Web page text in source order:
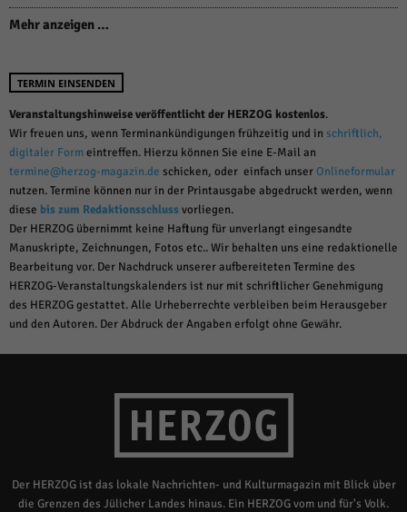
Mehr anzeigen …
TERMIN EINSENDEN
Veranstaltungshinweise veröffentlicht der HERZOG kostenlos.
Wir freuen uns, wenn Terminankündigungen frühzeitig und in schriftlich,
digitaler Formeintreffen. Hierzu können Sie eine E-Mail an
termine@herzog-magazin.de schicken, oder einfach unserOnlineformular
nutzen. Termine können nur in der Printausgabe abgedruckt werden, wenn
diese bis zum Redaktionsschlussvorliegen.
Der HERZOG übernimmt keine Haftung für unverlangt eingesandte
Manuskripte, Zeichnungen, Fotos etc.. Wir behalten uns eine redaktionelle
Bearbeitung vor. Der Nachdruck unserer aufbereiteten Termine des
HERZOG-Veranstaltungskalenders ist nur mit schriftlicher Genehmigung
des HERZOG gestattet. Alle Urheberrechte verbleiben beim Herausgeber
und den Autoren. Der Abdruck der Angaben erfolgt ohne Gewähr.
Der HERZOG ist das lokale Nachrichten- und Kulturmagazin mit Blick über
die Grenzen des Jülicher Landes hinaus. Ein HERZOG vom und für's Volk.